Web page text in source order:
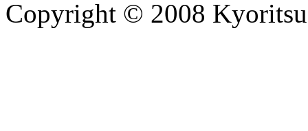
Copyright © 2008